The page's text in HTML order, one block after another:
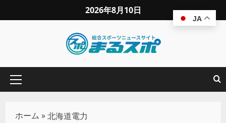
2026年8月10日
ホーム »北海道電力
JA